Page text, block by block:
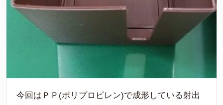
今回はＰＰ(ポリプロピレン)で成形している射出